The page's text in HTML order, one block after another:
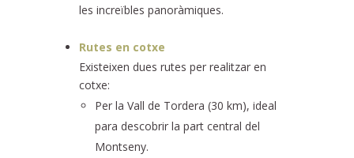
les increïbles panoràmiques.
Rutes en cotxe
Existeixen dues rutes per realitzar en
cotxe:
Per la Vall de Tordera (30 km), ideal
para descobrir la part central del
Montseny.